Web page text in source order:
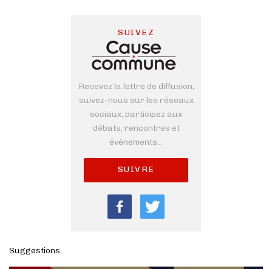
SUIVEZ
Recevez la lettre de diffusion,
suivez-nous sur les réseaux
sociaux, participez aux
débats, rencontres et
évènements...
SUIVRE
Suggestions